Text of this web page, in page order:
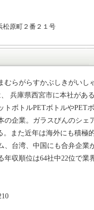
松原町２番２１号
むらがらすかぶしきがいし
、 兵庫県西宮市に本社があ
トボトルPETボトルやPET
の企業。ガラスびんのシェ
。また近年は海外にも積極
、台湾、中国にも合弁企業
年収順位は64社中22位で業